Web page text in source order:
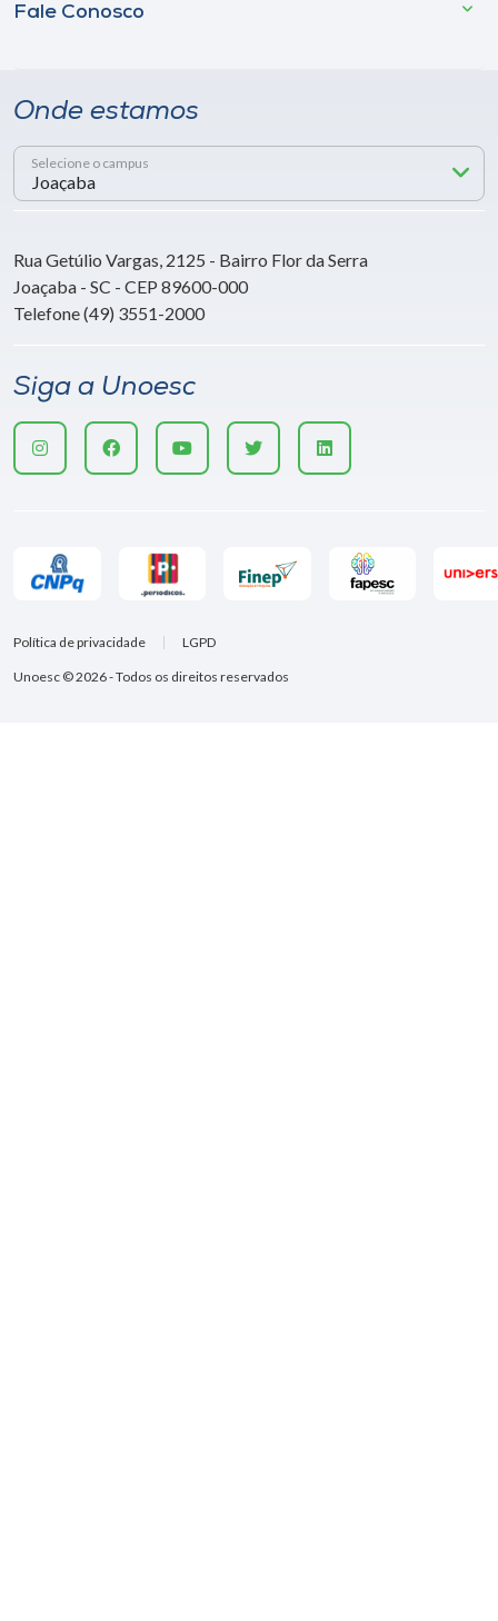
Fale Conosco
Onde estamos
Selecione o campus
Rua Getúlio Vargas, 2125 - Bairro Flor da Serra
Joaçaba - SC - CEP 89600-000
Telefone (49) 3551-2000
Siga a Unoesc
Unoesc © 2026 - Todos os direitos reservados
Política de privacidade LGPD